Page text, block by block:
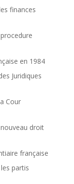
finances
en 1984
Juridiques
Cour
droit
française
partis